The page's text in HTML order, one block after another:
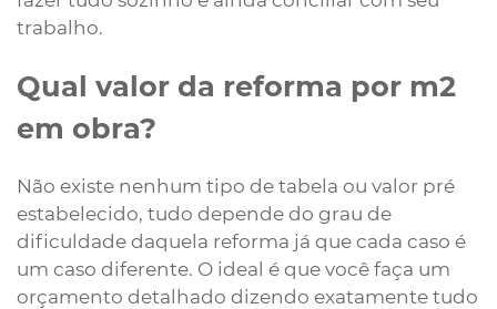
trabalho.
Qual valor da reforma por m2
em obra?
Não existe nenhum tipo de tabela ou valor pré
estabelecido, tudo depende do grau de
dificuldade daquela reforma já que cada caso é
um caso diferente. O ideal é que você faça um
orçamento detalhado dizendo exatamente tudo